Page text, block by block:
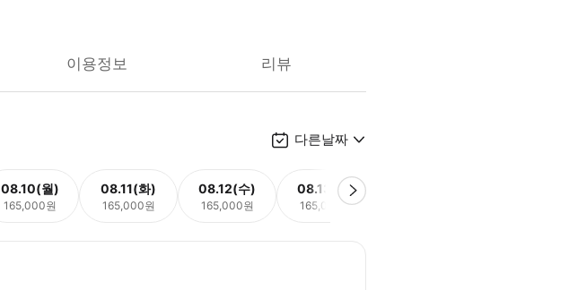
이용정보 리뷰
다른날짜
08.10(월)
165,000원
08.11(화)
165,000원
08.12(수)
165,000원
08.13(목)
165,000원